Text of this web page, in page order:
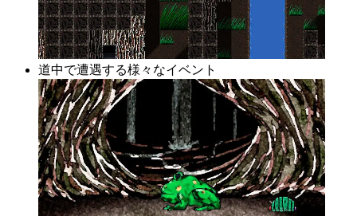
道中で遭遇する様々なイベント